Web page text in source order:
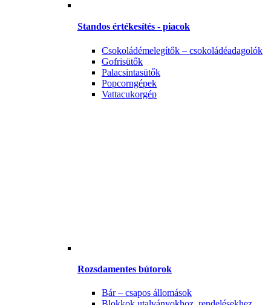
Standos értékesítés - piacok
Csokoládémelegítők – csokoládéadagolók
Gofrisütők
Palacsintasütők
Popcorngépek
Vattacukorgép
Rozsdamentes bútorok
Bár – csapos állomások